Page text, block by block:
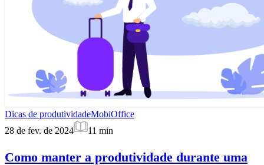
Dicas de produtividadeMobiOffice
28 de fev. de 2024
11 min
Como manter a produtividade durante uma